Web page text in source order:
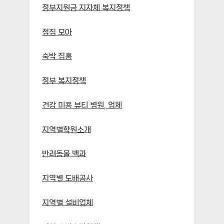
정부지원금 지자체 복지정책
점짐 모아
숙박 집홈
정부 복지정책
건강 미용 뷰티 병원, 업체
지역별학원소개
반려동물 백과
지역별 도배공사
지역별 설비업체